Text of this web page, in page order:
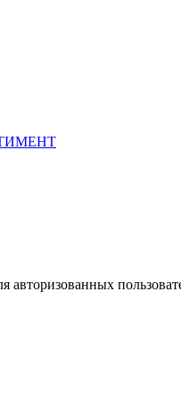
авторизованных